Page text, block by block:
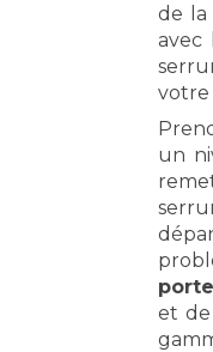
de la
avec
votre
un
porte
et de